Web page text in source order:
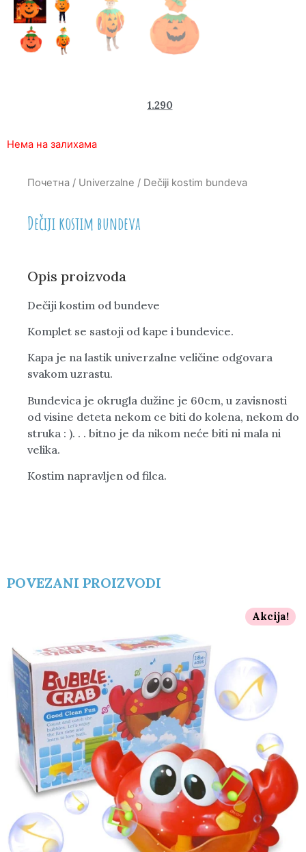
1.290
Нема на залихама
Почетна / Univerzalne / Dečiji kostim bundeva
Dečiji kostim bundeva
Opis proizvoda
Dečiji kostim od bundeve
Komplet se sastoji od kape i bundevice.
Kapa je na lastik univerzalne veličine odgovara
svakom uzrastu.
Bundevica je okrugla dužine je 60cm, u zavisnosti
od visine deteta nekom ce biti do kolena, nekom do
struka : ). . . bitno je da nikom neće biti ni mala ni
velika.
Kostim napravljen od filca.
POVEZANI PROIZVODI
Akcija!